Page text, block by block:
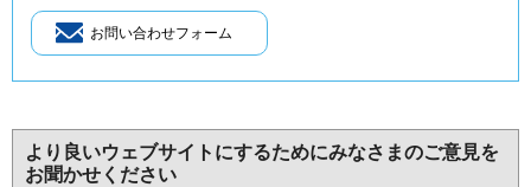
より良いウェブサイトにするためにみなさまのご意見を
お聞かせください